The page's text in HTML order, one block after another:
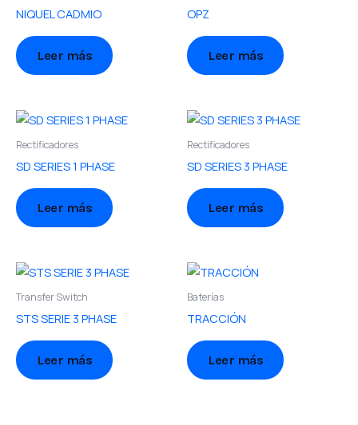
NIQUEL CADMIO
Leer más
OPZ
Leer más
Rectificadores
SD SERIES 1 PHASE
Leer más
Rectificadores
SD SERIES 3 PHASE
Leer más
Transfer Switch
STS SERIE 3 PHASE
Leer más
Baterías
TRACCIÓN
Leer más